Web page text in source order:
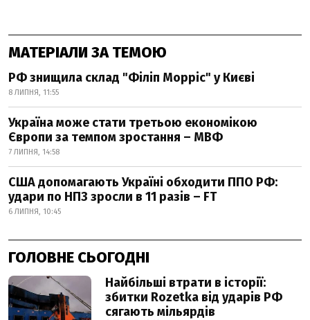
МАТЕРІАЛИ ЗА ТЕМОЮ
РФ знищила склад "Філіп Морріс" у Києві
8 ЛИПНЯ, 11:55
Україна може стати третьою економікою
Європи за темпом зростання – МВФ
7 ЛИПНЯ, 14:58
США допомагають Україні обходити ППО РФ:
удари по НПЗ зросли в 11 разів – FT
6 ЛИПНЯ, 10:45
ГОЛОВНЕ СЬОГОДНІ
Найбільші втрати в історії:
збитки Rozetka від ударів РФ
сягають мільярдів